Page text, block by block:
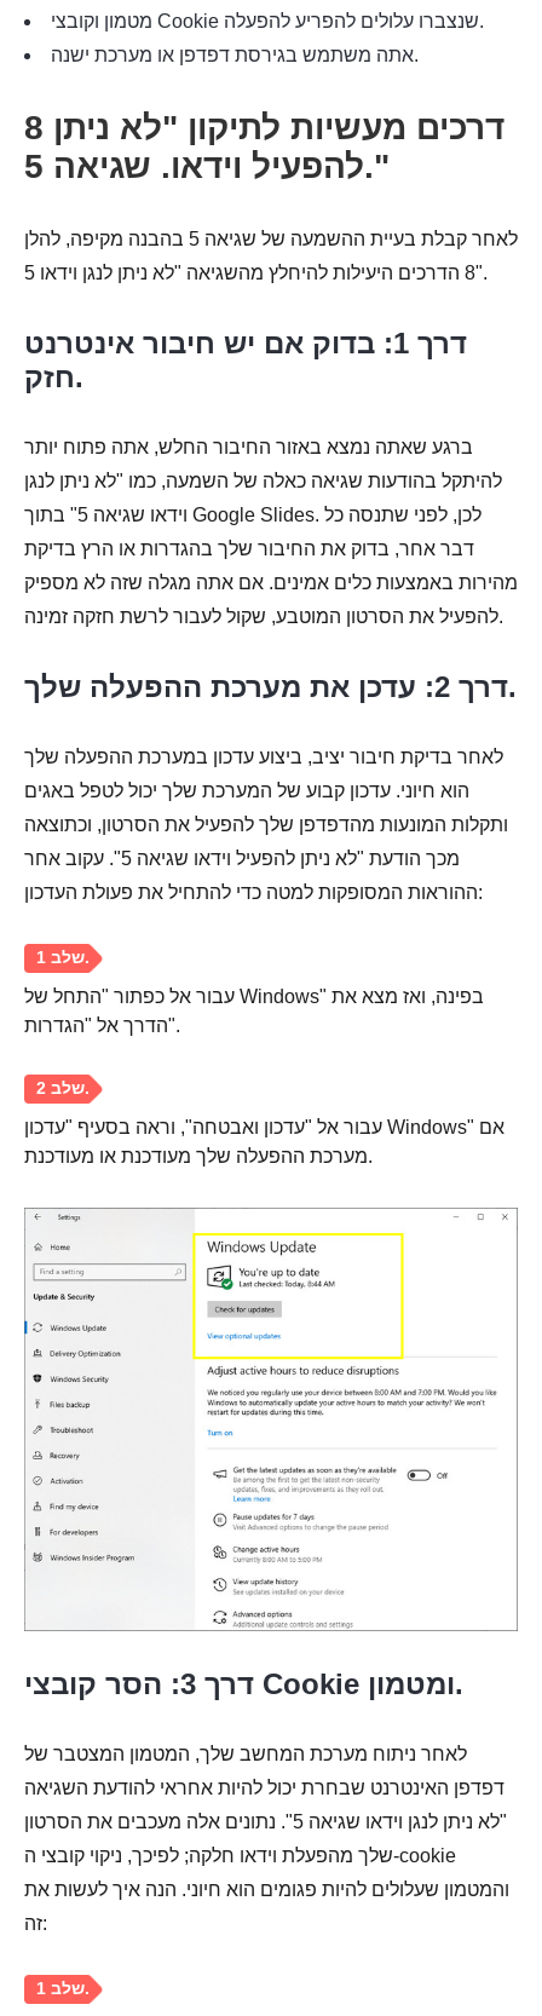
מטמון וקובצי Cookie שנצברו עלולים להפריע להפעלה.
אתה משתמש בגירסת דפדפן או מערכת ישנה.
8 דרכים מעשיות לתיקון "לא ניתן
להפעיל וידאו. שגיאה 5."
לאחר קבלת בעיית ההשמעה של שגיאה 5 בהבנה מקיפה, להלן
8 הדרכים היעילות להיחלץ מהשגיאה "לא ניתן לנגן וידאו 5".
דרך 1: בדוק אם יש חיבור אינטרנט
חזק.
ברגע שאתה נמצא באזור החיבור החלש, אתה פתוח יותר
להיתקל בהודעות שגיאה כאלה של השמעה, כמו "לא ניתן לנגן
וידאו שגיאה 5" בתוך Google Slides. לכן, לפני שתנסה כל
דבר אחר, בדוק את החיבור שלך בהגדרות או הרץ בדיקת
מהירות באמצעות כלים אמינים. אם אתה מגלה שזה לא מספיק
להפעיל את הסרטון המוטבע, שקול לעבור לרשת חזקה זמינה.
דרך 2: עדכן את מערכת ההפעלה שלך.
לאחר בדיקת חיבור יציב, ביצוע עדכון במערכת ההפעלה שלך
הוא חיוני. עדכון קבוע של המערכת שלך יכול לטפל באגים
ותקלות המונעות מהדפדפן שלך להפעיל את הסרטון, וכתוצאה
מכך הודעת "לא ניתן להפעיל וידאו שגיאה 5". עקוב אחר
ההוראות המסופקות למטה כדי להתחיל את פעולת העדכון:
עבור אל כפתור "התחל של Windows" בפינה, ואז מצא את
הדרך אל "הגדרות".
עבור אל "עדכון ואבטחה", וראה בסעיף "עדכון Windows" אם
מערכת ההפעלה שלך מעודכנת או מעודכנת.
דרך 3: הסר קובצי Cookie ומטמון.
לאחר ניתוח מערכת המחשב שלך, המטמון המצטבר של
דפדפן האינטרנט שבחרת יכול להיות אחראי להודעת השגיאה
"לא ניתן לנגן וידאו שגיאה 5". נתונים אלה מעכבים את הסרטון
שלך מהפעלת וידאו חלקה; לפיכך, ניקוי קובצי ה-cookie
והמטמון שעלולים להיות פגומים הוא חיוני. הנה איך לעשות את
זה: